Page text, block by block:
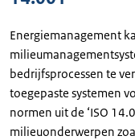
Energiemanagement
bedrijfsprocessen te
toegepaste systemen
normen uit de ‘ISO
milieuonderwerpen